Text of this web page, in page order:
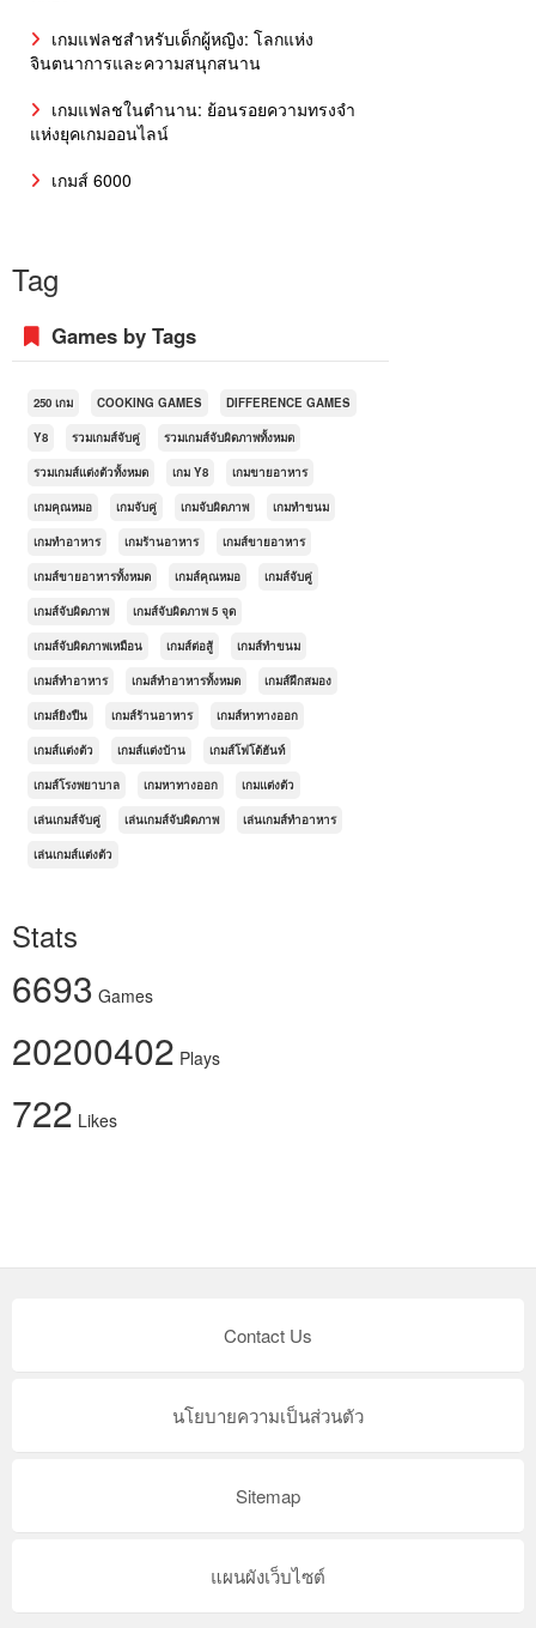
เกมแฟลชสำหรับเด็กผู้หญิง: โลกแห่ง
จินตนาการและความสนุกสนาน
เกมแฟลชในตำนาน: ย้อนรอยความทรงจำ
แห่งยุคเกมออนไลน์
เกมส์ 6000
Tag
Games by Tags
250 เกม COOKING GAMES DIFFERENCE GAMES
Y8 รวมเกมส์จับคู่ รวมเกมส์จับผิดภาพทั้งหมด
รวมเกมส์แต่งตัวทั้งหมด เกม Y8 เกมขายอาหาร
เกมคุณหมอ เกมจับคู่ เกมจับผิดภาพ เกมทำขนม
เกมทำอาหาร เกมร้านอาหาร เกมส์ขายอาหาร
เกมส์ขายอาหารทั้งหมด เกมส์คุณหมอ เกมส์จับคู่
เกมส์จับผิดภาพ เกมส์จับผิดภาพ 5 จุด
เกมส์จับผิดภาพเหมือน เกมส์ต่อสู้ เกมส์ทำขนม
เกมส์ทำอาหาร เกมส์ทำอาหารทั้งหมด เกมส์ฝึกสมอง
เกมส์ยิงปืน เกมส์ร้านอาหาร เกมส์หาทางออก
เกมส์แต่งตัว เกมส์แต่งบ้าน เกมส์โฟโต้ฮันท์
เกมส์โรงพยาบาล เกมหาทางออก เกมแต่งตัว
เล่นเกมส์จับคู่ เล่นเกมส์จับผิดภาพ เล่นเกมส์ทำอาหาร
เล่นเกมส์แต่งตัว
Stats
6693 Games
20200402 Plays
722 Likes
Contact Us
นโยบายความเป็นส่วนตัว
Sitemap
แผนผังเว็บไซต์